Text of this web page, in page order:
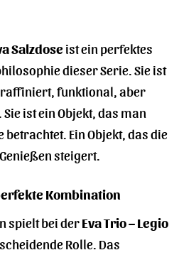
Salzdoseist ein perfektes
dieser Serie. Sie ist
funktional, aber
ist ein Objekt, das man
betrachtet. Ein Objekt, das die
steigert.
Kombination
spielt bei derEva Trio – Legio
Rolle. Das